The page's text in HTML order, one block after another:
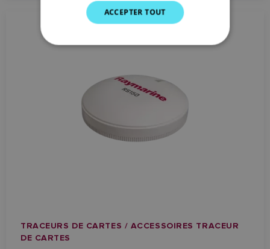
TRACEURS DE CARTES / ACCESSOIRES TRACEUR
DE CARTES
SPANISH
ACCEPTER TOUT